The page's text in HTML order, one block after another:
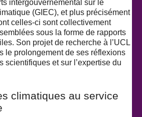
intergouvernemental sur le
(GIEC), et plus précisément
celles-ci sont collectivement
sous la forme de rapports
Son projet de recherche à l’UCL
le prolongement de ses réflexions
scientifiques et sur l’expertise du
climatiques au service